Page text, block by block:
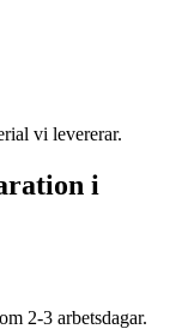
vi levererar.
i
2-3 arbetsdagar.